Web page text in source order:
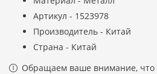
Артикул - 1523978
Производитель - Китай
Страна - Китай
Обращаем ваше внимание, что